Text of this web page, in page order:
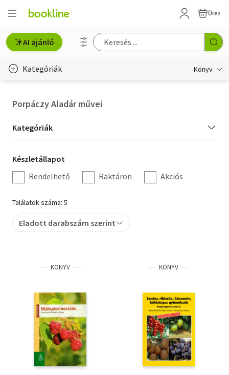
Üres
AI ajánló
Kategóriák Könyv
Hobbi, szabadidő
Irodalom
Művészet
Szakkönyv
Tankönyv, segédkönyv
Társadalomtudomány
Természettudomány
Történelem
Porpáczy Aladár művei
Kategória
szűrés
Kategóriák
Készletállapot
szűrés
Készletállapot
Rendelhető
Raktáron Akciós
Találatok száma: 5
Eladott darabszám szerint
KÖNYV KÖNYV